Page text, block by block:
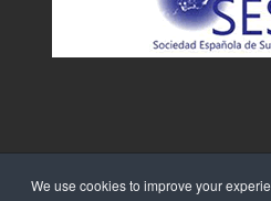
We use cookies to improve your